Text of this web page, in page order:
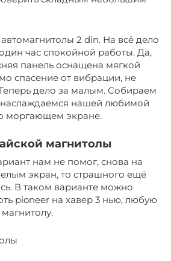
2 din. На всё дело
час спокойной работы. Да,
панель оснащена мягкой
спасение от вибрации, не
дело за малым. Собираем
наслаждаемся нашей любимой
моргающем экране.
магнитолы
нам не помог, снова на
экран, то страшного ещё
В таком варианте можно
pioneer на хавер 3 нью, любую